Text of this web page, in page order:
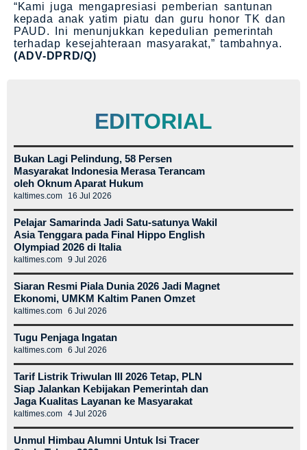
“Kami juga mengapresiasi pemberian santunan
kepada anak yatim piatu dan guru honor TK dan
PAUD. Ini menunjukkan kepedulian pemerintah
terhadap kesejahteraan masyarakat,” tambahnya.
(ADV-DPRD/Q)
EDITORIAL
Bukan Lagi Pelindung, 58 Persen
Masyarakat Indonesia Merasa Terancam
oleh Oknum Aparat Hukum
kaltimes.com 16 Jul 2026
Pelajar Samarinda Jadi Satu-satunya Wakil
Asia Tenggara pada Final Hippo English
Olympiad 2026 di Italia
kaltimes.com 9 Jul 2026
Siaran Resmi Piala Dunia 2026 Jadi Magnet
Ekonomi, UMKM Kaltim Panen Omzet
kaltimes.com 6 Jul 2026
Tugu Penjaga Ingatan
kaltimes.com 6 Jul 2026
Tarif Listrik Triwulan III 2026 Tetap, PLN
Siap Jalankan Kebijakan Pemerintah dan
Jaga Kualitas Layanan ke Masyarakat
kaltimes.com 4 Jul 2026
Unmul Himbau Alumni Untuk Isi Tracer